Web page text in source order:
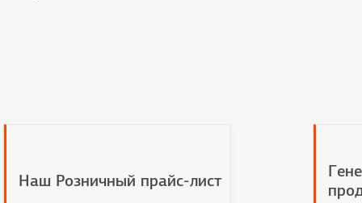
Наш Розничный прайс-лист